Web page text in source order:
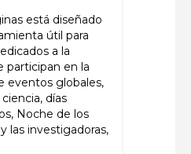
está diseñado
útil para
a la
participan en la
eventos globales,
días
Noche de los
las investigadoras,